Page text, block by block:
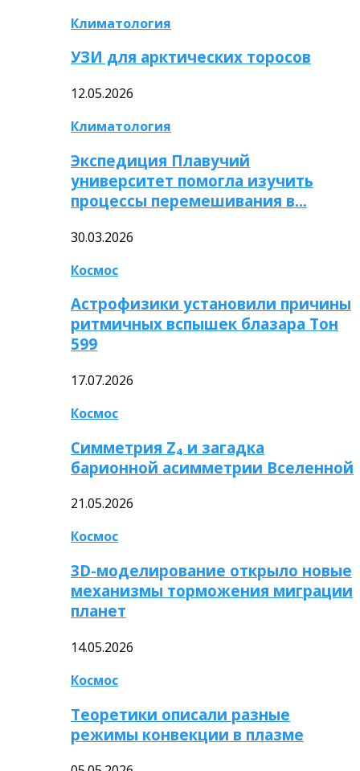
Климатология
УЗИ для арктических торосов
12.05.2026
Климатология
Экспедиция Плавучий
университет помогла изучить
процессы перемешивания в…
30.03.2026
Космос
Астрофизики установили причины
ритмичных вспышек блазара Тон
599
17.07.2026
Космос
Симметрия Z₄ и загадка
барионной асимметрии Вселенной
21.05.2026
Космос
3D-моделирование открыло новые
механизмы торможения миграции
планет
14.05.2026
Космос
Теоретики описали разные
режимы конвекции в плазме